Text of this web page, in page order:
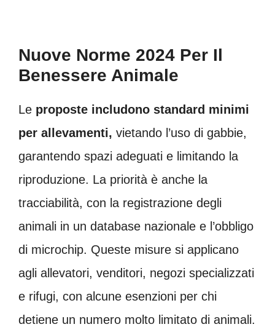
Nuove Norme 2024 Per Il
Benessere Animale
Le proposte includono standard minimi
per allevamenti, vietando l’uso di gabbie,
garantendo spazi adeguati e limitando la
riproduzione. La priorità è anche la
tracciabilità, con la registrazione degli
animali in un database nazionale e l’obbligo
di microchip. Queste misure si applicano
agli allevatori, venditori, negozi specializzati
e rifugi, con alcune esenzioni per chi
detiene un numero molto limitato di animali.